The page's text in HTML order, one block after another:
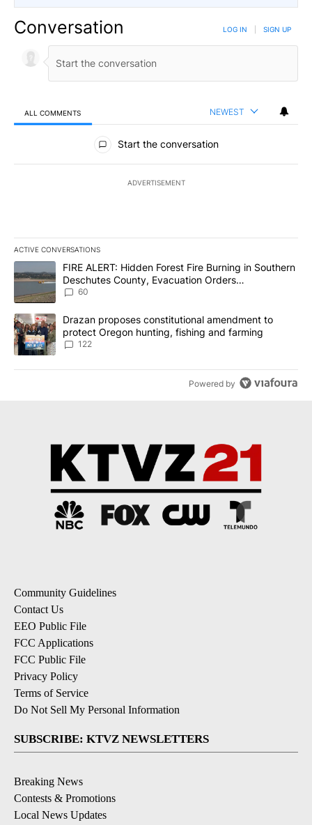
Conversation LOG IN SIGN UP
ALL COMMENTS NEWEST
All Comments
Start the conversation
ADVERTISEMENT
ACTIVE CONVERSATIONS
The following is a list of the most commented articles in the last
A trending article titled "FIRE ALERT: Hidden Forest Fire
FIRE ALERT: Hidden Forest Fire Burning in Southern
Deschutes County, Evacuation Orders
Implemented
60
A trending article titled "Drazan proposes constitutional
Drazan proposes constitutional amendment to
protect Oregon hunting, fishing and farming
122
Powered by
Community Guidelines
Contact Us
EEO Public File
FCC Applications
FCC Public File
Privacy Policy
Terms of Service
Do Not Sell My Personal Information
SUBSCRIBE: KTVZ NEWSLETTERS
Breaking News
Contests & Promotions
Local News Updates